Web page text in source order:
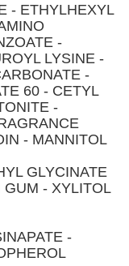
- ETHYLHEXYL
-
LYSINE -
-
60 - CETYL
-
- MANNITOL
GLYCINATE
- XYLITOL
-